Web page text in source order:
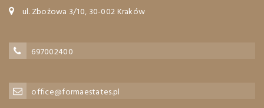
ul. Zbożowa 3/10, 30-002 Kraków
697002400
office@formaestates.pl